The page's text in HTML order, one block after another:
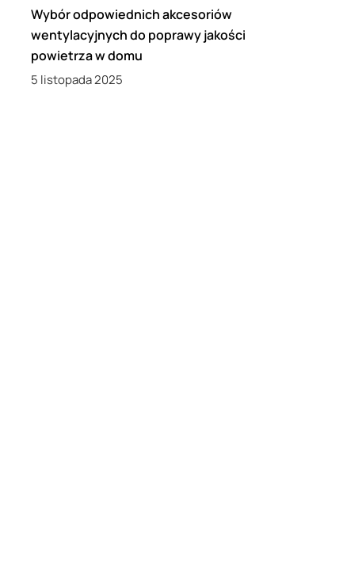
Wybór odpowiednich akcesoriów
wentylacyjnych do poprawy jakości
powietrza w domu
5 listopada 2025